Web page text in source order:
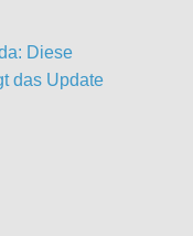
Diese
das Update